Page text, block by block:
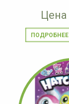
Цена
ПОДРОБНЕЕ